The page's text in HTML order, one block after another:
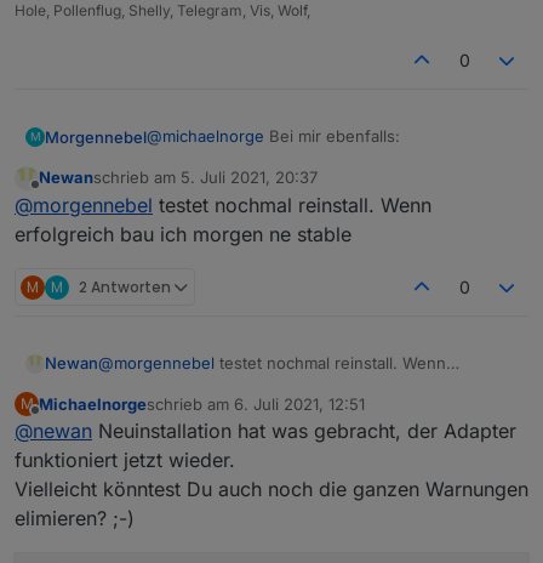
Hole, Pollenflug, Shelly, Telegram, Vis, Wolf,
0
M Morgennebel@michaelnorge Bei mir ebenfalls:
(28109) ManagedBluelinkyError:
(28109) Login to api
(28109) starting. Version 1.0.5 in /opt/
Ich bin bereits auf einem migrierten Account und
die UVO-App auf dem Handy läuft normal.
Newanschrieb am 5. Juli 2021, 20:37
zuletzt editiert von
@morgennebel testet nochmal reinstall. Wenn
erfolgreich bau ich morgen ne stable
M M 2 Antworten 0
Newan@morgennebel testet nochmal reinstall. Wenn
M Michaelnorgeschrieb am 6. Juli 2021, 12:51
zuletzt editiert von
@newan Neuinstallation hat was gebracht, der Adapter
funktioniert jetzt wieder.
Vielleicht könntest Du auch noch die ganzen Warnungen
elimieren? ;-)